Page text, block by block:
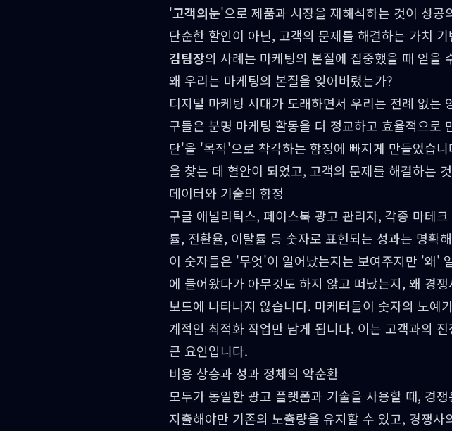
'고객의눈'으로 제품과 시장을 재해석하는 것이 성공
단순한 할인이 아닌, 고객의 문제를 해결하는 가치 기
김팀장의 사례는 마케팅의 본질에 집중했을 때 얻을
왜 우리는 마케팅의 본질을 잊어버렸는가?
디지털 마케팅 시대가 도래하면서 우리는 전례 없는
구들은 분명 마케팅 활동을 더 정교하고 효율적으
단'을 '목적'으로 착각하는 함정에 빠지게 만들었습
을 찾는 데 혈안이 되었고, 고객의 문제를 해결하는
데이터와 기술의 함정
구글 애널리틱스, 페이스북 광고 관리자, 각종 마테
률, 전환율, 이탈률 등 숫자로 표현되는 성과는 명확
이 숫자들은 '무엇'이 일어났는지는 보여주지만 '왜'
에 들어왔다가 아무것도 하지 않고 떠났는지, 왜 경
보드에 나타나지 않습니다. 마케터들이 숫자의 노예
계적인 최적화 작업만 남게 됩니다. 이는 고객과의
큰 요인입니다.
비용 상승과 성과 정체의 악순환
모두가 동일한 광고 플랫폼과 기술을 사용할 때, 경
지출해야만 기존의 노출량을 유지할 수 있고, 경쟁